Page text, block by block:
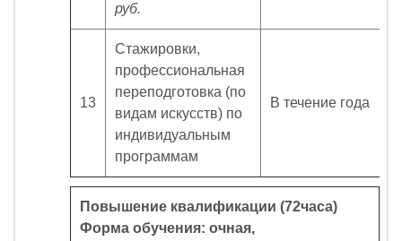
руб.
13
Стажировки,
профессиональная
переподготовка (по
видам искусств) по
индивидуальным
программам
В течение года
Повышение квалификации (72часа)
Форма обучения: очная,